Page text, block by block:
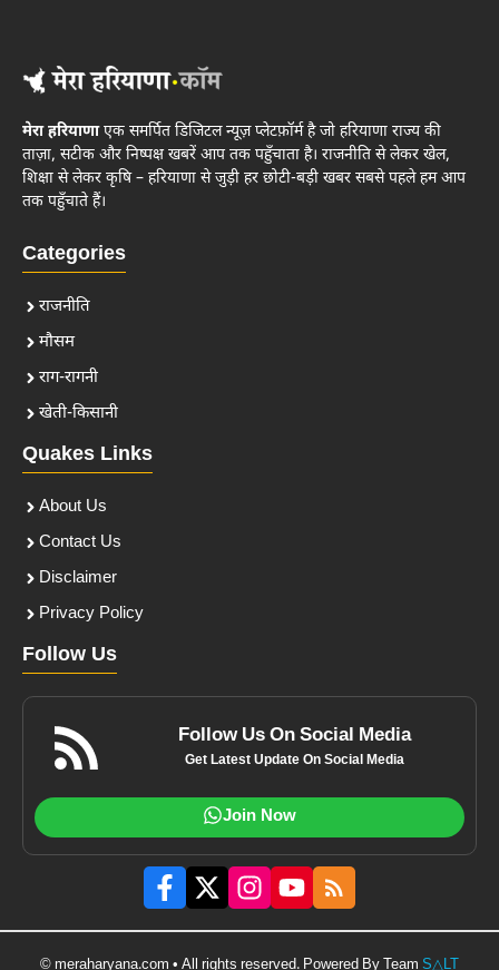
मेरा हरियाणाएक समर्पित डिजिटल न्यूज़ प्लेटफ़ॉर्म है जो हरियाणा राज्य की
ताज़ा, सटीक और निष्पक्ष खबरें आप तक पहुँचाता है। राजनीति से लेकर खेल,
शिक्षा से लेकर कृषि – हरियाणा से जुड़ी हर छोटी-बड़ी खबर सबसे पहले हम आप
तक पहुँचाते हैं।
Categories
राजनीति
मौसम
राग-रागनी
खेती-किसानी
Quakes Links
About Us
Contact Us
Disclaimer
Privacy Policy
Follow Us
Follow Us On Social Media
Get Latest Update On Social Media
Join Now
© meraharyana.com • All rights reserved. Powered By Team S△LT